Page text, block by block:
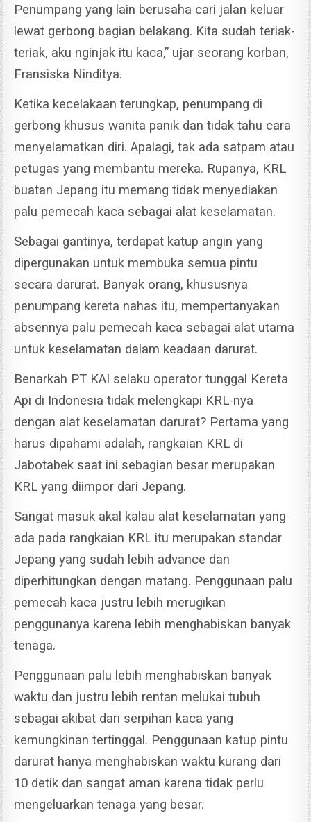
Penumpang yang lain berusaha cari jalan keluar
lewat gerbong bagian belakang. Kita sudah teriak-
teriak, aku nginjak itu kaca,” ujar seorang korban,
Fransiska Ninditya.
Ketika kecelakaan terungkap, penumpang di
gerbong khusus wanita panik dan tidak tahu cara
menyelamatkan diri. Apalagi, tak ada satpam atau
petugas yang membantu mereka. Rupanya, KRL
buatan Jepang itu memang tidak menyediakan
palu pemecah kaca sebagai alat keselamatan.
Sebagai gantinya, terdapat katup angin yang
dipergunakan untuk membuka semua pintu
secara darurat. Banyak orang, khususnya
penumpang kereta nahas itu, mempertanyakan
absennya palu pemecah kaca sebagai alat utama
untuk keselamatan dalam keadaan darurat.
Benarkah PT KAI selaku operator tunggal Kereta
Api di Indonesia tidak melengkapi KRL-nya
dengan alat keselamatan darurat? Pertama yang
harus dipahami adalah, rangkaian KRL di
Jabotabek saat ini sebagian besar merupakan
KRL yang diimpor dari Jepang.
Sangat masuk akal kalau alat keselamatan yang
ada pada rangkaian KRL itu merupakan standar
Jepang yang sudah lebih advance dan
diperhitungkan dengan matang. Penggunaan palu
pemecah kaca justru lebih merugikan
penggunanya karena lebih menghabiskan banyak
tenaga.
Penggunaan palu lebih menghabiskan banyak
waktu dan justru lebih rentan melukai tubuh
sebagai akibat dari serpihan kaca yang
kemungkinan tertinggal. Penggunaan katup pintu
darurat hanya menghabiskan waktu kurang dari
10 detik dan sangat aman karena tidak perlu
mengeluarkan tenaga yang besar.